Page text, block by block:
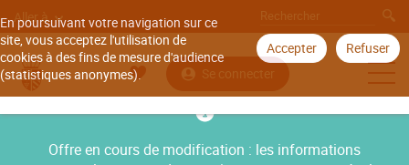
En poursuivant votre navigation sur ce
site, vous acceptez l'utilisation de
cookies à des fins de mesure d'audience
(statistiques anonymes).
Accepter Refuser
Aller à
Se connecter
Offre en cours de modification : les informations